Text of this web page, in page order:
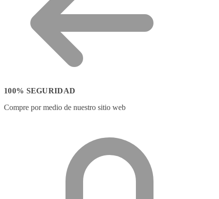
100% SEGURIDAD
Compre por medio de nuestro sitio web